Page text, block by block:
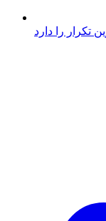
تکرار را دارد